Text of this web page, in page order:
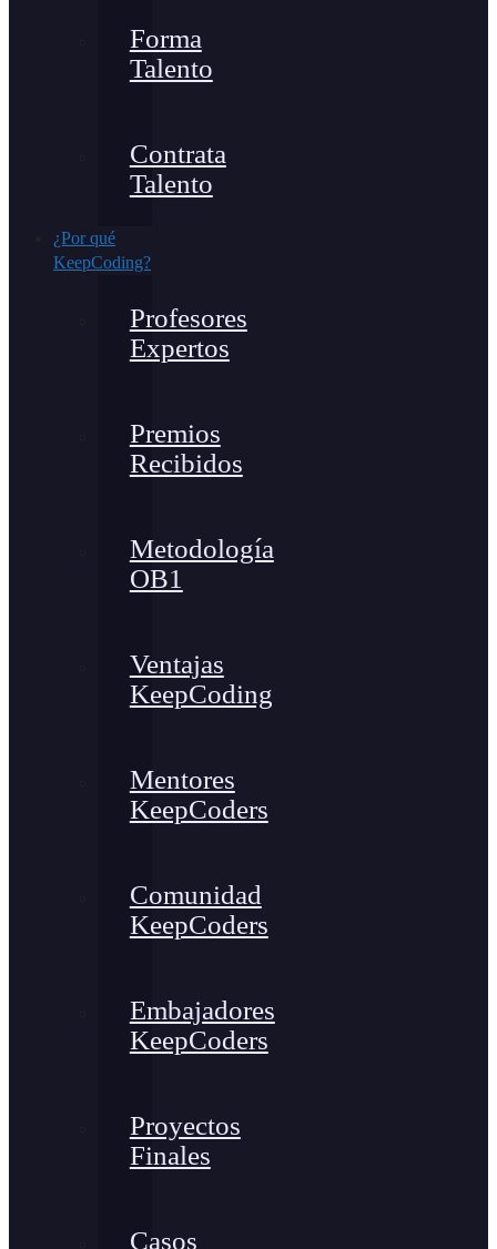
Forma
Talento
Contrata
Talento
¿Por qué
KeepCoding?
Profesores
Expertos
Premios
Recibidos
Metodología
OB1
Ventajas
KeepCoding
Mentores
KeepCoders
Comunidad
KeepCoders
Embajadores
KeepCoders
Proyectos
Finales
Casos